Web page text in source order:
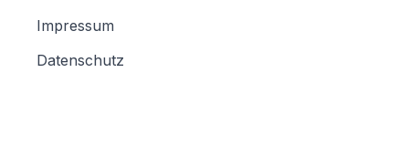
Impressum
Datenschutz